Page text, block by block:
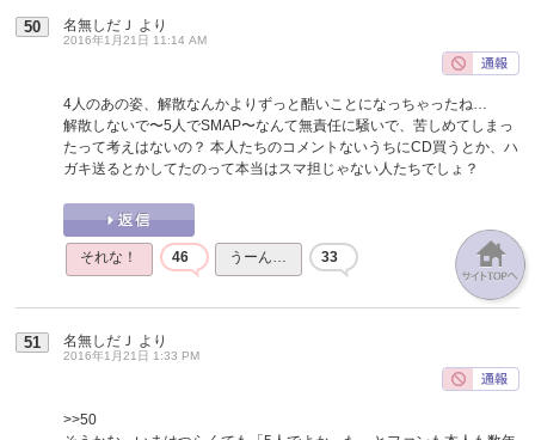
50 名無しだＪ より
2016年1月21日 11:14 AM
4人のあの姿、解散なんかよりずっと酷いことになっちゃったね…
解散しないで〜5人でSMAP〜なんて無責任に騒いで、苦しめてしまっ
たって考えはないの？ 本人たちのコメントないうちにCD買うとか、ハ
ガキ送るとかしてたのって本当はスマ担じゃない人たちでしょ？
それな！ 46 うーん… 33
51 名無しだＪ より
2016年1月21日 1:33 PM
>>50